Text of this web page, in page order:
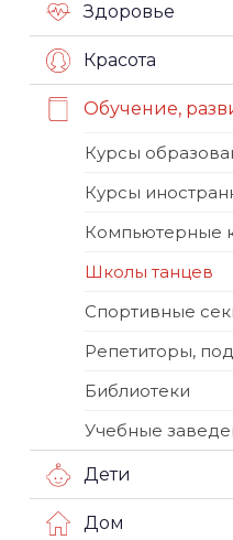
Здоровье
Красота
Обучение,
Курсы
Курсы
Компьютерные
Школы танцев
Спортивные
Репетиторы,
Библиотеки
Учебные
Дети
Дом